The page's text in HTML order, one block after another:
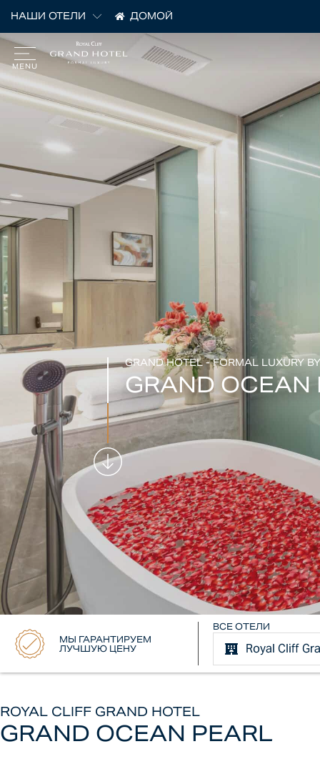
НАШИ ОТЕЛИ ДОМОЙ
GRAND HOTEL - FORMAL LUXURY
GRAND OCEAN
МЫ ГАРАНТИРУЕМ
ЛУЧШУЮ ЦЕНУ
ВСЕ ОТЕЛИ
ROYAL CLIFF GRAND HOTEL
GRAND OCEAN PEARL